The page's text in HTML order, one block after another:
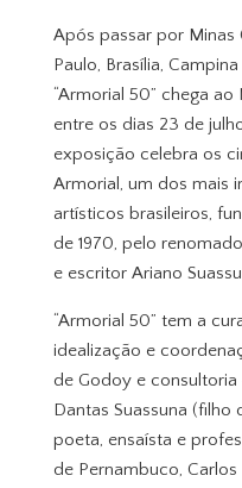
Após passar por Minas
Paulo, Brasília,
“Armorial 50” chega
entre os dias 23 de
exposição celebra os
Armorial, um dos mais
artísticos brasileiros,
de 1970, pelo
e escritor Ariano
“Armorial 50” tem a
idealização e
de Godoy e
Dantas Suassuna (filho
poeta, ensaísta e
de Pernambuco,